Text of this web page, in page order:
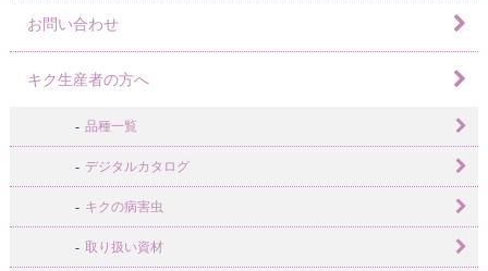
お問い合わせ
キク生産者の方へ
品種一覧
デジタルカタログ
キクの病害虫
取り扱い資材